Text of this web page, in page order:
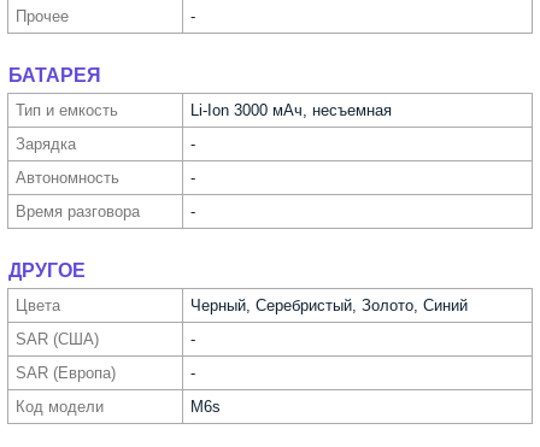
Прочее
-
БАТАРЕЯ
Тип и емкость
Li-Ion 3000 мАч, несъемная
Зарядка
-
Автоно­мность
-
Время разговора
-
ДРУГОЕ
Цвета
Черный, Серебристый, Золото, Синий
SAR (США)
-
SAR (Европа)
-
Код модели
M6s